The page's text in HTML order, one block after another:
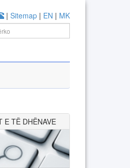
| Sitemap | EN | MK
E TË DHËNAVE